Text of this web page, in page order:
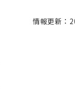
情報更新：